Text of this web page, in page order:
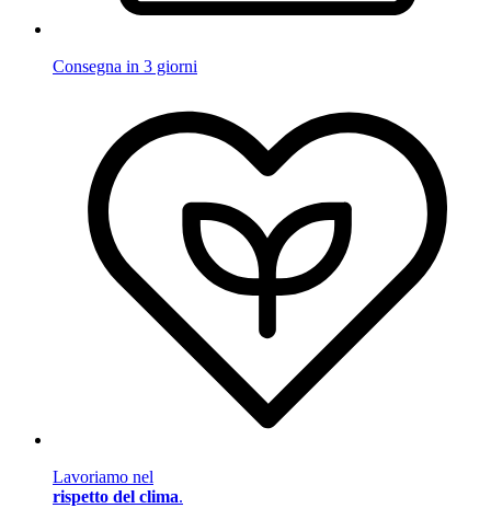
Consegna in 3 giorni
Lavoriamo nel
rispetto del clima.